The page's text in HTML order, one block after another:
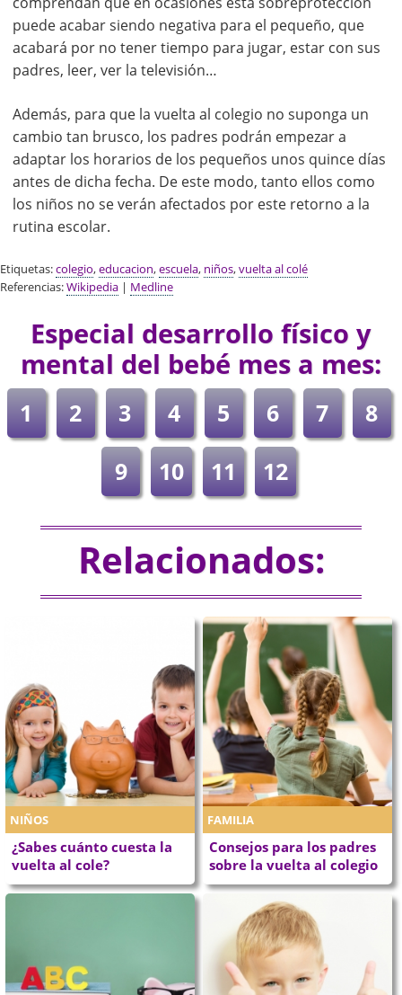
puede acabar siendo negativa para el pequeño, que
acabará por no tener tiempo para jugar, estar con sus
padres, leer, ver la televisión…
Además, para que la vuelta al colegio no suponga un
cambio tan brusco, los padres podrán empezar a
adaptar los horarios de los pequeños unos quince días
antes de dicha fecha. De este modo, tanto ellos como
los niños no se verán afectados por este retorno a la
rutina escolar.
Etiquetas:colegio,educacion,escuela, niños,vuelta al colé
Referencias:Wikipedia | Medline
Especial desarrollo físico y
mental del bebé mes a mes:
1 2 3 4 5 6 7
8
9
10 11 12
Relacionados:
NIÑOS
¿Sabes cuánto cuesta la
vuelta al cole?
FAMILIA
Consejos para los padres
sobre la vuelta al colegio